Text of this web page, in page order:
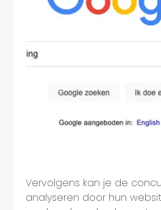
Vervolgens kan je de
analyseren door hun